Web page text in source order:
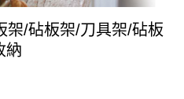
架/砧板架/刀具架/砧板
納